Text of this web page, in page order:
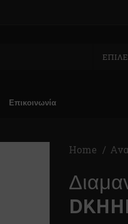
Επικοινωνία
Home